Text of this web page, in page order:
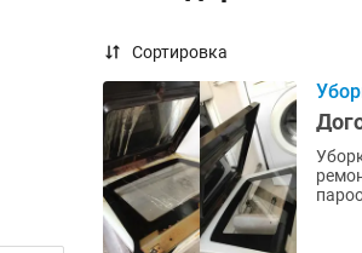
Сортировка
ремонта Генеральная уборка Поддерживающая